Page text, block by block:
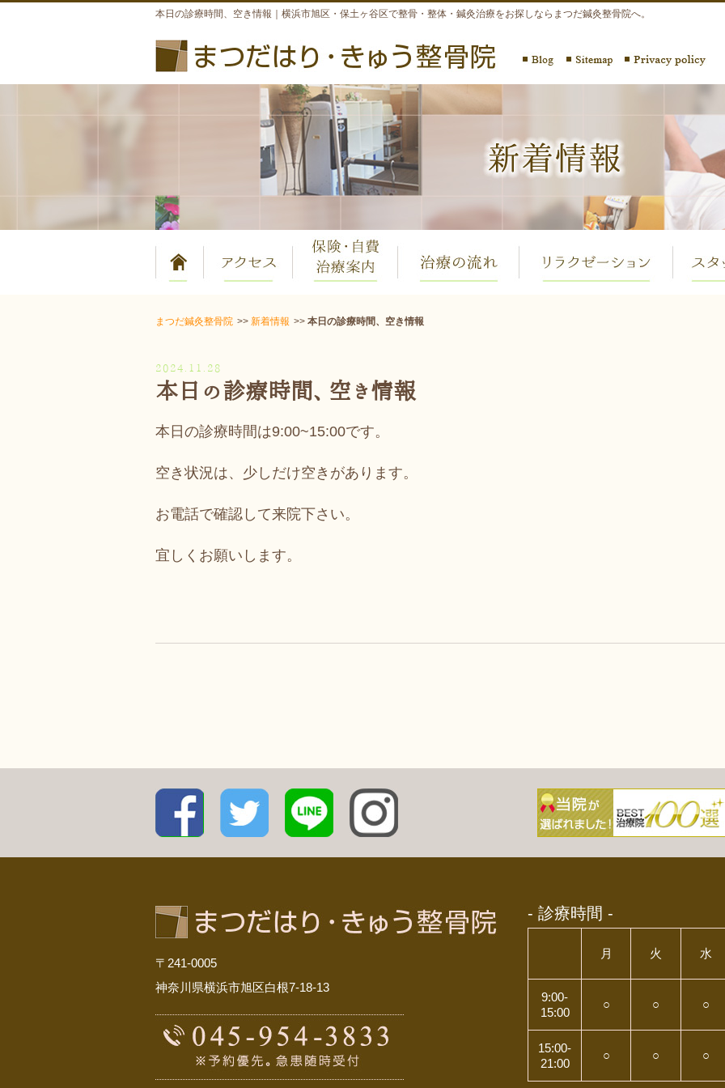
本日の診療時間、空き情報｜横浜市旭区・保土ヶ谷区で整骨・整体・鍼灸治療をお探しならまつだ鍼灸整骨院へ。
まつだ鍼灸整骨院 新着情報 本日の診療時間、空き情報
2024.11.28
本日の診療時間、空き情報
本日の診療時間は9:00~15:00です。
空き状況は、少しだけ空きがあります。
お電話で確認して来院下さい。
宜しくお願いします。
〒241-0005
神奈川県横浜市旭区白根7-18-13
- 診療時間 -
月 火 水
9:00-
15:00
○ ○ ○
15:00-
21:00
○ ○ ○